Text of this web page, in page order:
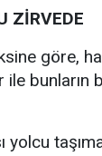
ZİRVEDE
göre,
bunların